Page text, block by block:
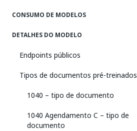
CONSUMO DE MODELOS
DETALHES DO MODELO
Endpoints públicos
Tipos de documentos pré-treinados
1040 – tipo de documento
1040 Agendamento C – tipo de
documento